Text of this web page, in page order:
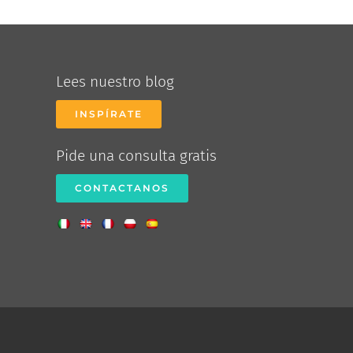
Lees nuestro blog
INSPÍRATE
Pide una consulta gratis
CONTACTANOS